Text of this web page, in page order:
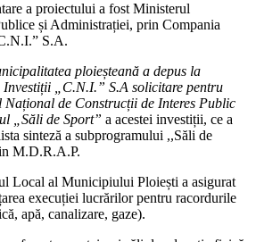
a proiectului a fost Ministerul
și Administrației, prin Compania
S.A.
ploieșteană a depus la
„C.N.I.” S.A solicitare pentru
de Construcții de Interes Public
„Săli de Sport” a acestei investiții, ce a
sinteză a subprogramului ,,Săli de
M.D.R.A.P.
Local al Municipiului Ploiești a asigurat
execuției lucrărilor pentru racordurile
apă, canalizare, gaze).